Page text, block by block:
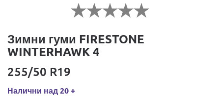
Зимни гуми FIRESTONE
WINTERHAWK 4
255/50 R19
Налични над 20 +